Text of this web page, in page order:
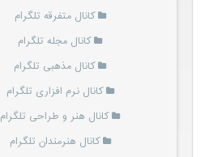
کانال متفرقه تلگرام
کانال مجله تلگرام
کانال مذهبی تلگرام
کانال نرم افزاری تلگرام
کانال هنر و طراحی تلگرام
کانال هنرمندان تلگرام